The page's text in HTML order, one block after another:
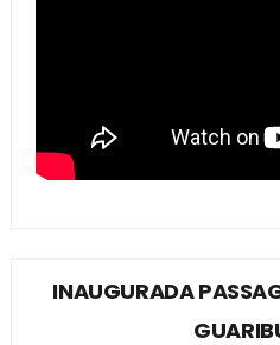
INAUGURADA